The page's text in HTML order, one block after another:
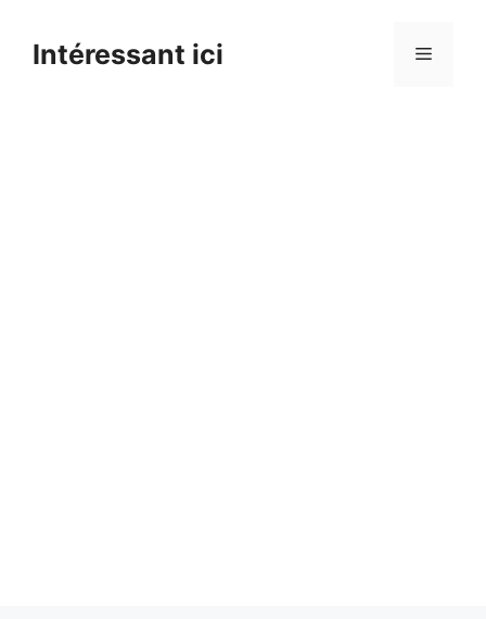
contentIntéressant ici Menu